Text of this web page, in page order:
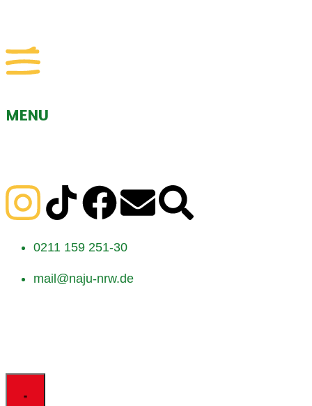
MENU
0211 159 251-30
mail@naju-nrw.de